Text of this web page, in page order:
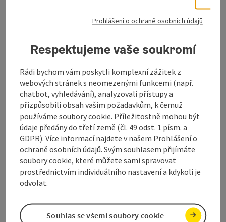
Kontakt
Příjezd
Způsobilost
Bezbariérovost
Vytisknout
Prohlášení o ochraně osobních údajů
Respektujeme vaše soukromí
Rádi bychom vám poskytli komplexní zážitek z
webových stránek s neomezenými funkcemi (např.
chatbot, vyhledávání), analyzovali přístupy a
přizpůsobili obsah vašim požadavkům, k čemuž
používáme soubory cookie. Příležitostně mohou být
údaje předány do třetí země (čl. 49 odst. 1 písm. a
GDPR). Více informací najdete v našem Prohlášení o
ochraně osobních údajů. Svým souhlasem přijímáte
soubory cookie, které můžete sami spravovat
prostřednictvím individuálního nastavení a kdykoli je
odvolat.
Souhlas se všemi soubory cookie